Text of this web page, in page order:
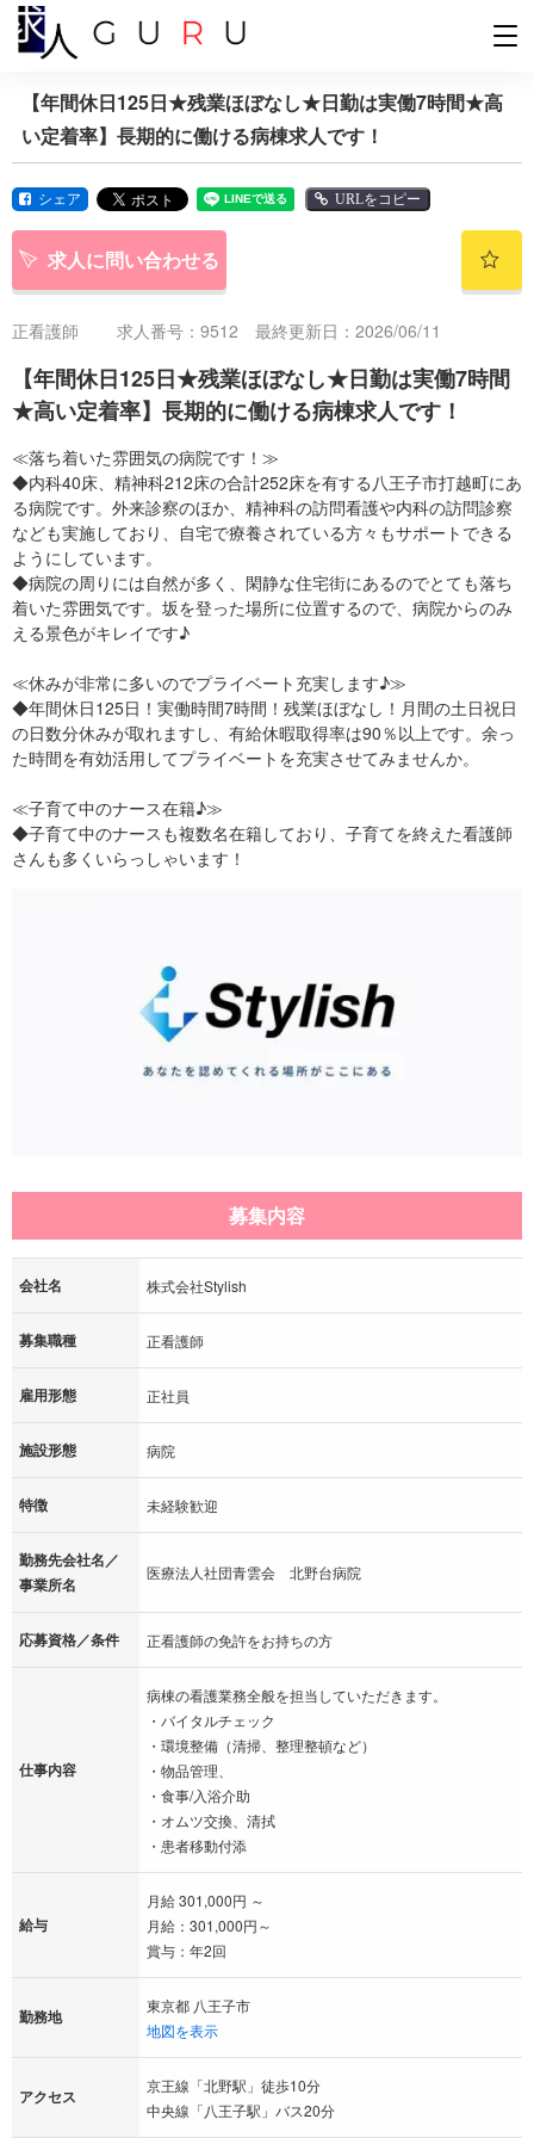
【年間休日125日★残業ほぼなし★日勤は実働7時間★高
い定着率】長期的に働ける病棟求人です！
シェア URLをコピー
求人に問い合わせる
正看護師 求人番号：9512 最終更新日：2026/06/11
【年間休日125日★残業ほぼなし★日勤は実働7時間
★高い定着率】長期的に働ける病棟求人です！
≪落ち着いた雰囲気の病院です！≫
◆内科40床、精神科212床の合計252床を有する八王子市打越町にあ
る病院です。外来診察のほか、精神科の訪問看護や内科の訪問診察
なども実施しており、自宅で療養されている方々もサポートできる
ようにしています。
◆病院の周りには自然が多く、閑静な住宅街にあるのでとても落ち
着いた雰囲気です。坂を登った場所に位置するので、病院からのみ
える景色がキレイです♪
≪休みが非常に多いのでプライベート充実します♪≫
◆年間休日125日！実働時間7時間！残業ほぼなし！月間の土日祝日
の日数分休みが取れますし、有給休暇取得率は90％以上です。余っ
た時間を有効活用してプライベートを充実させてみませんか。
≪子育て中のナース在籍♪≫
◆子育て中のナースも複数名在籍しており、子育てを終えた看護師
さんも多くいらっしゃいます！
募集内容
会社名 株式会社Stylish
募集職種 正看護師
雇用形態 正社員
施設形態 病院
特徴 未経験歓迎
勤務先会社名／
事業所名
医療法人社団青雲会 北野台病院
応募資格／条件 正看護師の免許をお持ちの方
仕事内容
病棟の看護業務全般を担当していただきます。
・バイタルチェック
・環境整備（清掃、整理整頓など）
・物品管理、
・食事/入浴介助
・オムツ交換、清拭
・患者移動付添
給与
月給 301,000円 ～
月給：301,000円～
賞与：年2回
勤務地
東京都 八王子市
地図を表示
アクセス
京王線「北野駅」徒歩10分
中央線「八王子駅」バス20分